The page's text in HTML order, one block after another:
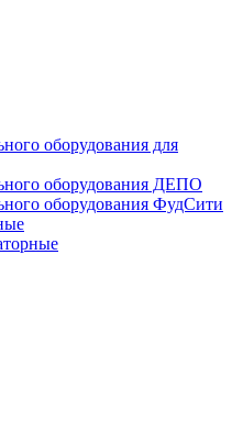
оборудования для
оборудования ДЕПО
оборудования ФудСити